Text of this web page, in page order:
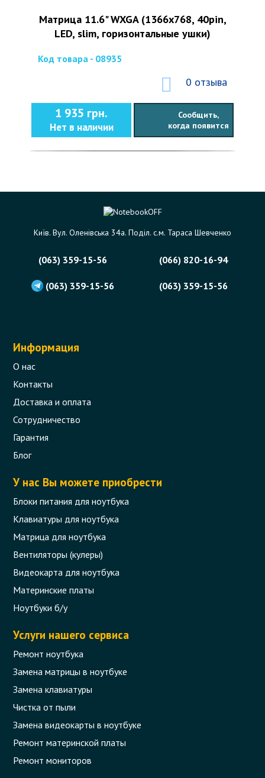
Матрица 11.6" WXGA (1366x768, 40pin,
LED, slim, горизонтальные ушки)
Код товара - 08935
0 отзыва
1 935 грн.
Нет в наличии
Сообщить,
когда появится
Київ. Вул. Оленівська 34а. Поділ. с.м. Тараса Шевченко
(063) 359-15-56 (066) 820-16-94
(063) 359-15-56 (063) 359-15-56
Информация
О нас
Контакты
Доставка и оплата
Сотрудничество
Гарантия
Блог
У нас Вы можете приобрести
Блоки питания для ноутбука
Клавиатуры для ноутбука
Матрица для ноутбука
Вентиляторы (кулеры)
Видеокарта для ноутбука
Материнские платы
Ноутбуки б/у
Услуги нашего сервиса
Ремонт ноутбука
Замена матрицы в ноутбуке
Замена клавиатуры
Чистка от пыли
Замена видеокарты в ноутбуке
Ремонт материнской платы
Ремонт мониторов